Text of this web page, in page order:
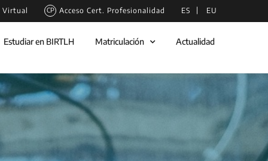
Virtual Acceso Cert. Profesionalidad ES EU
Estudiar en BIRTLH Matriculación Actualidad